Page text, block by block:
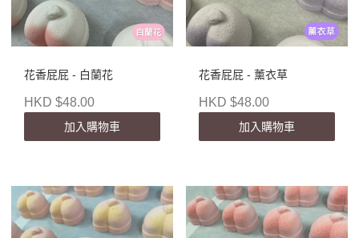
花香屁屁 - 白蘭花
HKD $48.00
加入購物車
花香屁屁 - 薰衣草
HKD $48.00
加入購物車